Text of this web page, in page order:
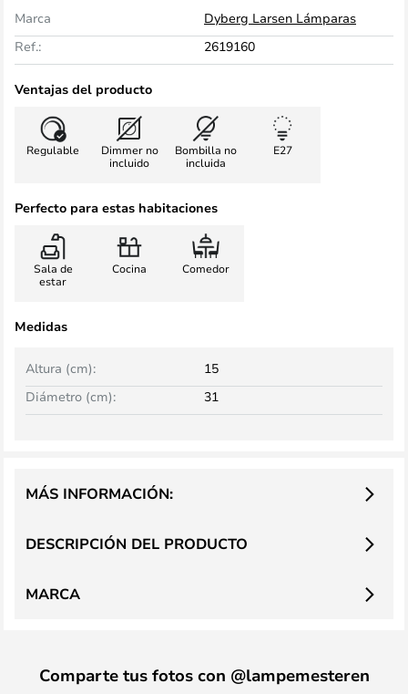
Marca
Dyberg Larsen Lámparas
Ref.:
2619160
Ventajas del producto
Regulable
Dimmer no
incluido
Bombilla no
incluida
E27
Perfecto para estas habitaciones
Sala de
estar
Cocina Comedor
Medidas
Altura (cm):
15
Diámetro (cm):
31
DESCRIPCIÓN DEL PRODUCTO
MÁS INFORMACIÓN:
MARCA
Comparte tus fotos con @lampemesteren